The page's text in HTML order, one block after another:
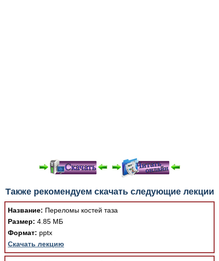
При просмотре в режиме "Читать онлайн" возможны
различные ошибки отображения документа в результате
отсутствия поддержки Вашим браузером шрифтов и
изменения размеров исходных шаблонов. При
скачивании документа данная ошибка устраняется Вашим
программным обеспечением автоматически.
Также рекомендуем скачать следующие лекции
Название: Переломы костей таза
Размер: 4.85 МБ
Формат: pptx
Скачать лекцию